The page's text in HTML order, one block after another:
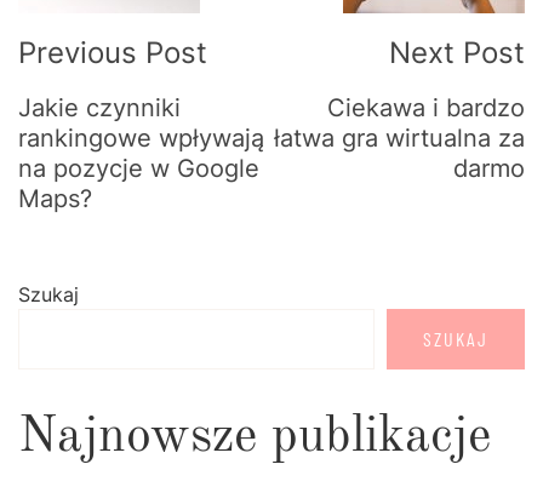
Previous Post
Jakie czynniki
rankingowe wpływają
na pozycje w Google
Maps?
Next Post
Ciekawa i bardzo
łatwa gra wirtualna za
darmo
Szukaj
SZUKAJ
Najnowsze publikacje